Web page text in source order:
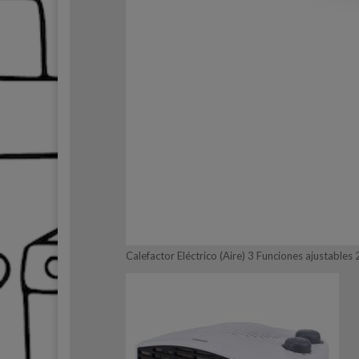
Calefactor Eléctrico (Aire) 3 Funciones ajustables